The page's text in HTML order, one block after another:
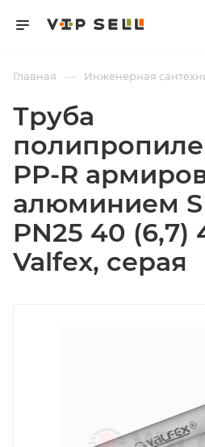
Главная — Инженерная
Труба
PP-R
алюминием
PN25 40 (6,7)
Valfex, серая